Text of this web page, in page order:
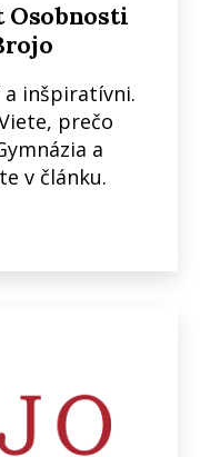
Osobnosti
a inšpiratívni.
prečo
a
v článku.